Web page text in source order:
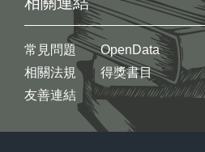
常見問題
相關法規
友善連結
OpenData
得獎書目